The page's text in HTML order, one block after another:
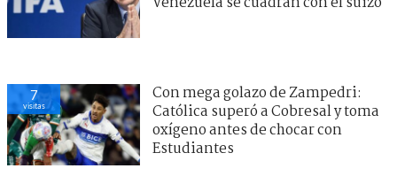
7
visitas
Con mega golazo de Zampedri:
Católica superó a Cobresal y toma
oxígeno antes de chocar con
Estudiantes